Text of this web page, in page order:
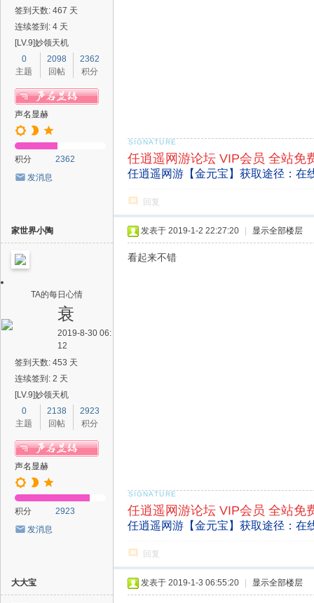
签到天数: 467 天
连续签到: 4 天
[LV.9]妙领天机
0
主题
2098
回帖
2362
积分
声名显赫
积分
2362
发消息
任逍遥网游论坛 VIP会员 全站免
任逍遥网游【金元宝】获取途径：在
回复
家世界小陶
TA的每日心情
衰
2019-8-30 06:
12
签到天数: 453 天
连续签到: 2 天
[LV.9]妙领天机
0
主题
2138
回帖
2923
积分
声名显赫
积分
2923
发消息
发表于 2019-1-2 22:27:20 显示全部楼层
看起来不错
任逍遥网游论坛 VIP会员 全站免
任逍遥网游【金元宝】获取途径：在
回复
大大宝 发表于 2019-1-3 06:55:20 显示全部楼层